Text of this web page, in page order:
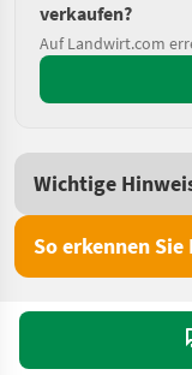
verkaufen?
Auf Landwirt.com
Wichtige
So erkennen